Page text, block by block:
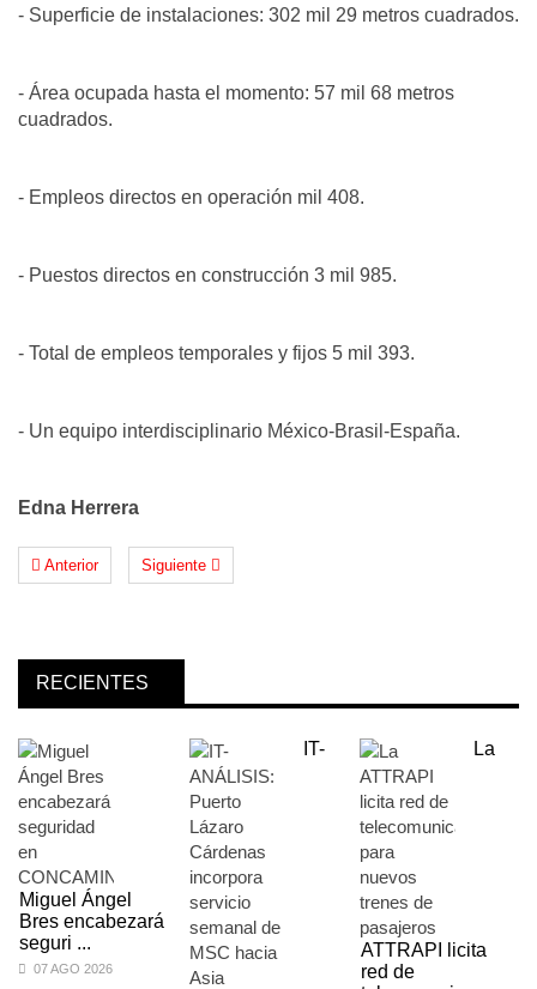
- Superficie de instalaciones: 302 mil 29 metros cuadrados.
- Área ocupada hasta el momento: 57 mil 68 metros
cuadrados.
- Empleos directos en operación mil 408.
- Puestos directos en construcción 3 mil 985.
- Total de empleos temporales y fijos 5 mil 393.
- Un equipo interdisciplinario México-Brasil-España.
Edna Herrera
Anterior Siguiente
RECIENTES
Miguel Ángel
Bres encabezará
seguri ...
07 AGO 2026
IT- La
ATTRAPI licita
red de